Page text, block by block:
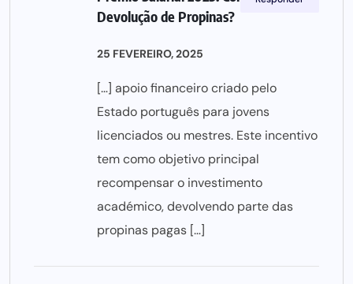
Devolução de Propinas?
25 FEVEREIRO, 2025
[…] apoio financeiro criado pelo
Estado português para jovens
licenciados ou mestres. Este incentivo
tem como objetivo principal
recompensar o investimento
académico, devolvendo parte das
propinas pagas […]